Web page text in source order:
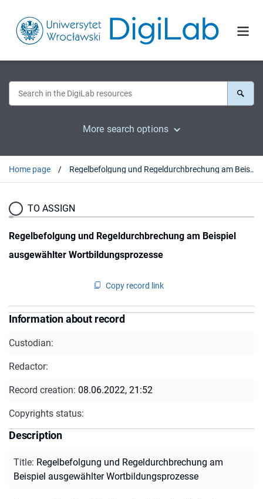
More search options
Home page Regelbefolgung und Regeldurchbrechung am Beispiel ausgewählter Wortbildungsprozesse
TO ASSIGN
Regelbefolgung und Regeldurchbrechung am Beispiel
ausgewählter Wortbildungsprozesse
Copy record link
Information about record
Custodian:
Redactor:
Record creation: 08.06.2022, 21:52
Copyrights status:
Description
Title: Regelbefolgung und Regeldurchbrechung am
Beispiel ausgewählter Wortbildungsprozesse